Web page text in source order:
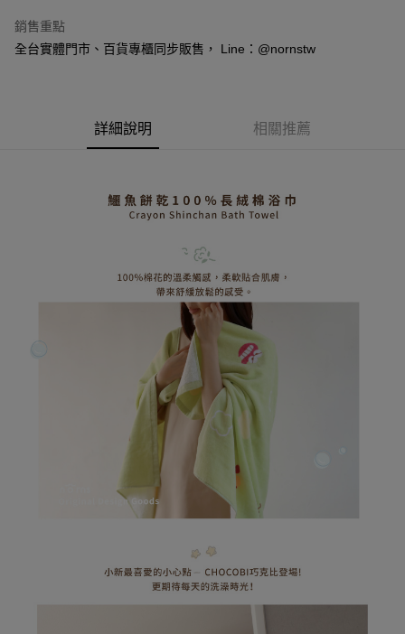
大哥付你分期
相關說明
流程，驗證手機門號後，選擇欲分期的期數、繳款截止日，確認付款後即完
3.實際核准額度、可分期數及費用金額請依後續交易確認頁面所載為準。
2.透過簡訊連結打開帳單後，可選擇「超商條碼／台灣大直營門市／銀行轉
帳／街口支付／iPASS MONEY」等通路繳費。
1.本服務係由「台灣大哥大股份有限公司」（以下簡稱本公司）所提供，讓
用戶於交易時，得透過本服務購買商品或服務，並由商店將買賣／分期付款
買賣價金債權讓與本公司後，依約使用本公司帳單繳交帳款。
2.基於同意付款使用「大哥付你分期」之契約關係目的，商店將以您的個人
資料（包含姓名、電話或地址）提供予台灣大哥大進項蒐集、處理及利用，
由本公司與您本人進行分期帳單所需資料之確認、核對及更正。
3.完整用戶服務條款，請詳閱以下連結： https://oppay.tw/userRule
【關於「AFTEE先享後付」】
３．安心：先確認商品／服務後，再付款。
１．於結帳方式選擇「AFTEE先享後付」後，將跳轉至「AFTEE先享後付」
結帳頁面，進行簡訊認證並確認金額後，即可完成結帳。
２．訂單成立數日內，您將收到繳費通知簡訊。
３．收到繳費通知簡訊後14天內，點擊此簡訊中的連結，可透過四大超商／
ATM／網路銀行／等多元方式進行付款，方視為交易完成。
※ 請注意：結帳手續完成當下不需立刻繳費，但若您需要取消訂單，請聯絡
購買商品的店家。未經商家同意取消之訂單仍視為有效，需透過AFTEE先享
※ 交易是否成功請以「AFTEE先享後付 」之結帳頁面顯示為準，若有關於
是否繳費成功／繳費後需取消欲退款等相關疑問，請聯繫「AFTEE先享後付
https://netprotections.freshdesk.com/support/home
１．透過由恩沛科技股份有限公司提供之「AFTEE先享後付」服務完成之交
易，需依本服務之必要範圍內提供個人資料，並將交易相關給付款項請求債
權轉讓予恩沛科技股份有限公司。
２．關於個人資料處理事宜，請瀏覽以下網址：
３．未成年的使用者請事先徵得法定代理人或監護人之同意方可使用
「AFTEE先享後付」，若未經同意申辦者引起之損失，本公司不負相關責
每筆NT$80，滿NT$599(含以上)免運費
每筆NT$80，滿NT$599(含以上)免運費
每筆NT$80，滿NT$599(含以上)免運費
(未開放，請勿選擇此選項)普通付款後萊爾富取貨
(未開放，請勿選擇此選項)付款後萊爾富取貨
每筆NT$80，滿NT$599(含以上)免運費
銷售重點
全台實體門市、百貨專櫃同步販售， Line：@nornstw
詳細說明 相關推薦